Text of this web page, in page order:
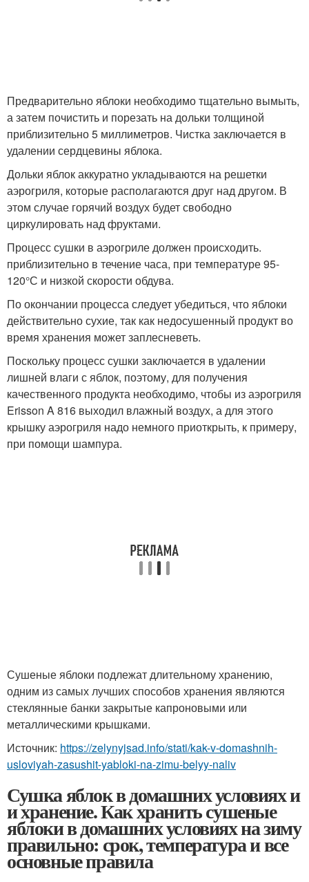
Предварительно яблоки необходимо тщательно вымыть,
а затем почистить и порезать на дольки толщиной
приблизительно 5 миллиметров. Чистка заключается в
удалении сердцевины яблока.
Дольки яблок аккуратно укладываются на решетки
аэрогриля, которые располагаются друг над другом. В
этом случае горячий воздух будет свободно
циркулировать над фруктами.
Процесс сушки в аэрогриле должен происходить.
приблизительно в течение часа, при температуре 95-
120°С и низкой скорости обдува.
По окончании процесса следует убедиться, что яблоки
действительно сухие, так как недосушенный продукт во
время хранения может заплесневеть.
Поскольку процесс сушки заключается в удалении
лишней влаги с яблок, поэтому, для получения
качественного продукта необходимо, чтобы из аэрогриля
Erisson A 816 выходил влажный воздух, а для этого
крышку аэрогриля надо немного приоткрыть, к примеру,
при помощи шампура.
Сушеные яблоки подлежат длительному хранению,
одним из самых лучших способов хранения являются
стеклянные банки закрытые капроновыми или
металлическими крышками.
Источник: https://zelynyjsad.info/stati/kak-v-domashnih-
usloviyah-zasushit-yabloki-na-zimu-belyy-naliv
Сушка яблок в домашних условиях и
и хранение. Как хранить сушеные
яблоки в домашних условиях на зиму
правильно: срок, температура и все
основные правила